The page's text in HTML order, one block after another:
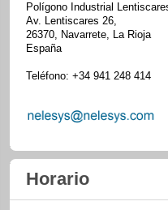
Polígono Industrial
Av. Lentiscares 26,
26370, Navarrete, La Rioja
España
Teléfono: +34 941 248 414
Horario